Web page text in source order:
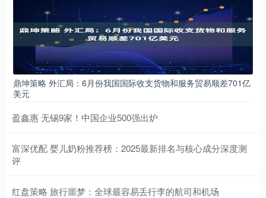
鼎坤策略 外汇局：6月份我国国际收支货物和服务贸易顺差701亿
美元
盈鑫惠 无锡9家！中国企业500强出炉
富深优配 婴儿奶粉推荐榜：2025最新排名与核心成分深度测
评
红盘策略 旅行噩梦：全球最容易丢行李的航司和机场